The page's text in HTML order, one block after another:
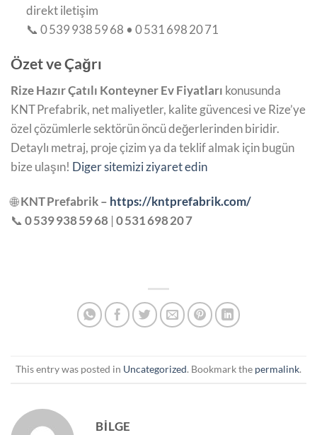
direkt iletişim
📞 0 539 938 59 68 • 0 531 698 20 71
Özet ve Çağrı
Rize Hazır Çatılı Konteyner Ev Fiyatları konusunda
KNT Prefabrik, net maliyetler, kalite güvencesi ve Rize’ye
özel çözümlerle sektörün öncü değerlerinden biridir.
Detaylı metraj, proje çizim ya da teklif almak için bugün
bize ulaşın! Diger sitemizi ziyaret edin
🌐KNT Prefabrik – https://kntprefabrik.com/
📞 0 539 938 59 68 | 0 531 698 20 7
This entry was posted in Uncategorized. Bookmark the permalink.
BILGE